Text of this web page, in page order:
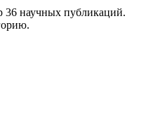
36 научных публикаций.